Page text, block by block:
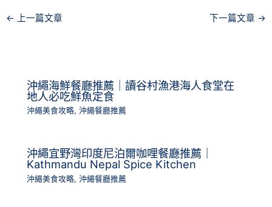
← 上一篇文章 下一篇文章 →
沖繩海鮮餐廳推薦｜讀谷村漁港海人食堂在
地人必吃鮮魚定食
沖繩美食攻略,沖繩餐廳推薦
沖繩宜野灣印度尼泊爾咖哩餐廳推薦｜
Kathmandu Nepal Spice Kitchen
沖繩美食攻略,沖繩餐廳推薦